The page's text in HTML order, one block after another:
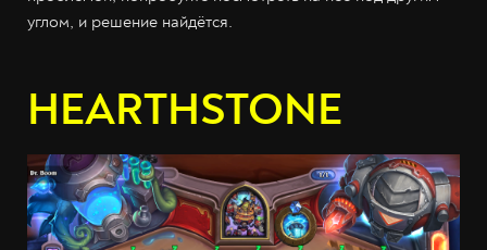
углом, и решение найдётся.
HEARTHSTONE